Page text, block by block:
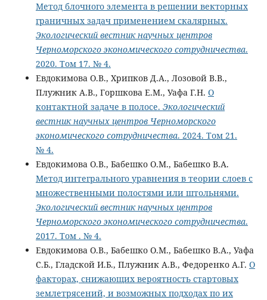
Метод блочного элемента в решении векторных
граничных задач применением скалярных.
Экологический вестник научных центров
Черноморского экономического сотрудничества.
2020. Том 17. № 4.
Евдокимова О.В., Хрипков Д.А., Лозовой В.В.,
Плужник А.В., Горшкова Е.М., Уафа Г.Н. О
контактной задаче в полосе. Экологический
вестник научных центров Черноморского
экономического сотрудничества. 2024. Том 21.
№ 4.
Евдокимова О.В., Бабешко О.М., Бабешко В.А.
Метод интегрального уравнения в теории слоев с
множественными полостями или штольнями.
Экологический вестник научных центров
Черноморского экономического сотрудничества.
2017. Том . № 4.
Евдокимова О.В., Бабешко О.М., Бабешко В.А., Уафа
С.Б., Гладской И.Б., Плужник А.В., Федоренко А.Г. О
факторах, снижающих вероятность стартовых
землетрясений, и возможных подходах по их